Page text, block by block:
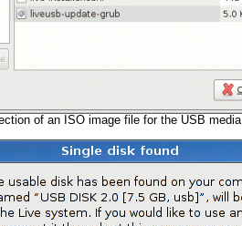
of an ISO image file for the USB media